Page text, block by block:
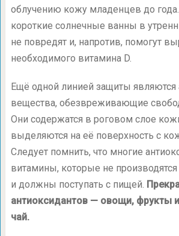
облучению кожу младенцев до
короткие солнечные ванны в
не повредят и, напротив, помогут
необходимого витамина D.
Ещё одной линией защиты являются
вещества, обезвреживающие
Они содержатся в роговом слое
выделяются на её поверхность с
Следует помнить, что многие
витамины, которые не
и должны поступать с пищей.
антиоксидантов — овощи, фрукты
чай.